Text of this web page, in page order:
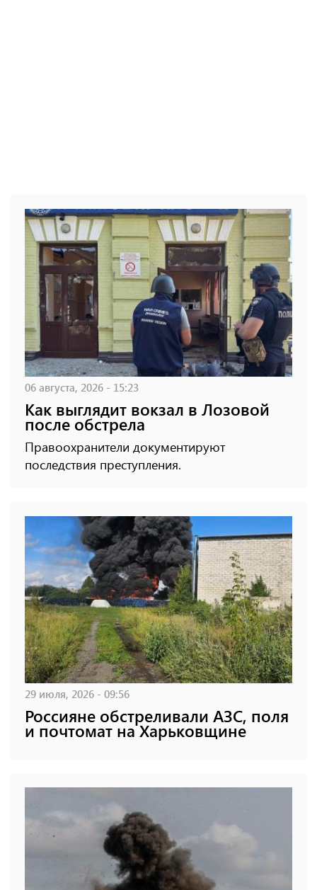
06 августа, 2026 - 15:23
Как выглядит вокзал в Лозовой
после обстрела
Правоохранители документируют
последствия преступления.
29 июля, 2026 - 09:56
Россияне обстреливали АЗС, поля
и почтомат на Харьковщине